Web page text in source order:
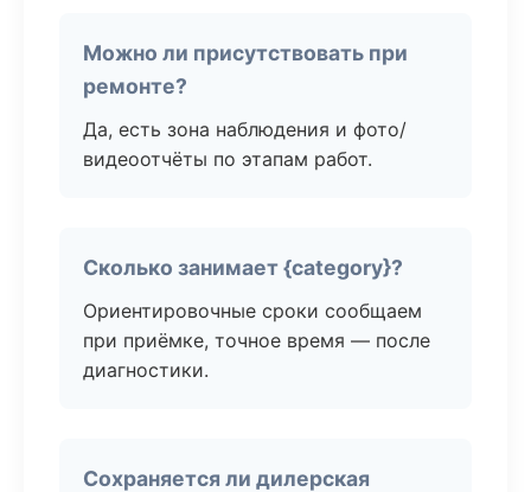
Можно ли присутствовать при
ремонте?
Да, есть зона наблюдения и фото/
видеоотчёты по этапам работ.
Сколько занимает {category}?
Ориентировочные сроки сообщаем
при приёмке, точное время — после
диагностики.
Сохраняется ли дилерская